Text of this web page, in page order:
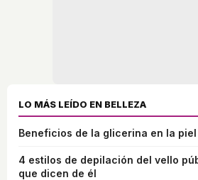
LO MÁS LEÍDO EN BELLEZA
Beneficios de la glicerina en la piel
4 estilos de depilación del vello
que dicen de él